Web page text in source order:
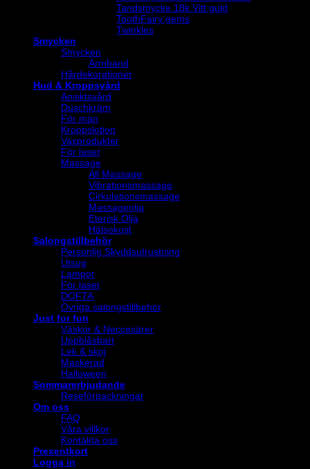
Tandsmycke 18k Vitt guld
ToothFairy gems
Twinkles
Smycken
Smycken
Armband
Hårdekorationer
Hud & Kroppsvård
Ansiktsvård
Duschkräm
För män
Kroppslotion
Vaxprodukter
För laser
Massage
All Massage
Vibrationsmassage
Cirkulationsmassage
Massageolja
Eterisk Olja
Hälsokost
Salongstillbehör
Personlig Skyddsutrustning
Utsug
Lampor
För laser
DOFTA
Övriga salongstillbehör
Just for fun
Väskor & Neccesärer
Uppblåsbart
Lek & skoj
Maskerad
Halloween
Sommarerbjudande
Reseförpackningar
Om oss
FAQ
Våra villkor
Kontakta oss
Presentkort
Logga in